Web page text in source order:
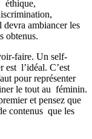
éthique,
ambiancer les
obtenus.
faire. Un self-
est l’idéal. C’est
pour représenter
le tout au féminin.
et pensez que
contenus que les